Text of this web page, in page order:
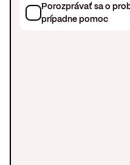
Porozprávať sa o
prípadne pomoc